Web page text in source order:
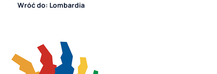
Wróć do: Lombardia